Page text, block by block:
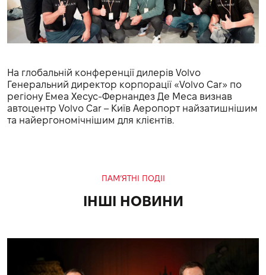
На глобальній конференції дилерів Volvo
Генеральний директор корпорації «Volvo Car» по
регіону Емеа Хесус-Фернандез Де Меса визнав
автоцентр Volvo Car – Київ Аеропорт найзатишнішим
та найергономічнішим для клієнтів.
ПАМ’ЯТНІ ПОДІІ
ІНШІ НОВИНИ